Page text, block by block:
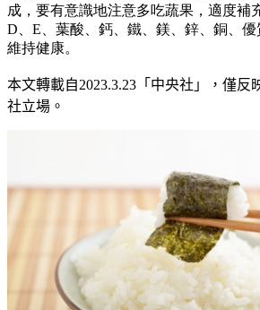
成，要有意識地注意多吃蔬果，適度補
D、E、葉酸、鈣、鐵、鎂、鋅、銅、優
維持健康。
本文轉載自2023.3.23 「中央社」
，僅反
社立場。